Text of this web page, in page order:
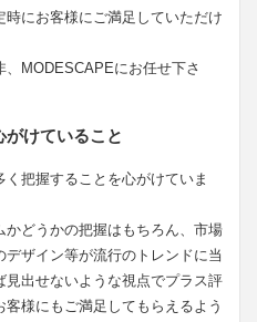
にお客様にご満足していただけ
MODESCAPEにお任せ下さ
けていること
把握することを心がけていま
どうかの把握はもちろん、市場
ザイン等が流行のトレンドに当
出せないような視点でプラス評
様にもご満足してもらえるよう